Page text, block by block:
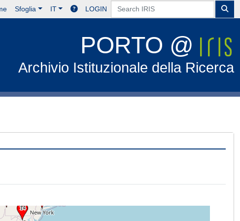
Sfoglia IT LOGIN
PORTO @
Archivio Istituzionale della Ricerca